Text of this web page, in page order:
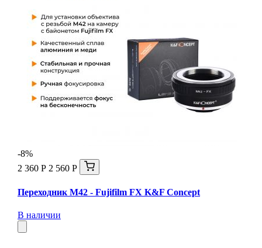
-8%
2 360 Р 2 560 Р
Переходник M42 - Fujifilm FX K&F Concept
В наличии